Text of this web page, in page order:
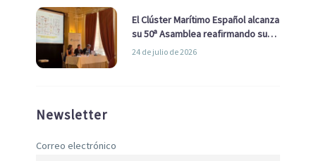
El Clúster Marítimo Español alcanza
su 50ª Asamblea reafirmando su
liderazgo en la Economía Azul
24 de julio de 2026
Newsletter
Correo electrónico